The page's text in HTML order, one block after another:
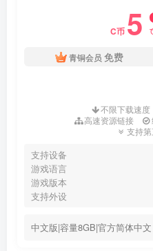
C币 5
青铜会员 免费
不限下载速度
高速资源链接
支持
支持设备
游戏语言
游戏版本
支持外设
中文版|容量8GB|官方简体中文